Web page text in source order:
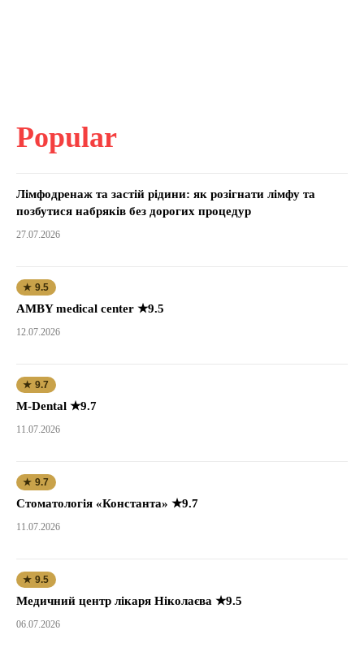
Popular
Лімфодренаж та застій рідини: як розігнати лімфу та
позбутися набряків без дорогих процедур
27.07.2026
★ 9.5
AMBY medical center ★9.5
12.07.2026
★ 9.7
M-Dental ★9.7
11.07.2026
★ 9.7
Стоматологія «Константа» ★9.7
11.07.2026
★ 9.5
Медичний центр лікаря Ніколаєва ★9.5
06.07.2026